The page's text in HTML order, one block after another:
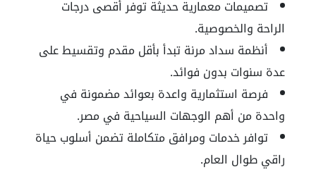
تصميمات معمارية حديثة توفر أقصى درجات
الراحة والخصوصية.
أنظمة سداد مرنة تبدأ بأقل مقدم وتقسيط على
عدة سنوات بدون فوائد.
فرصة استثمارية واعدة بعوائد مضمونة في
واحدة من أهم الوجهات السياحية في مصر.
توافر خدمات ومرافق متكاملة تضمن أسلوب حياة
راقي طوال العام.